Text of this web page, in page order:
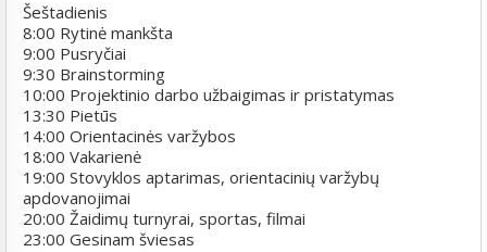
Šeštadienis
8:00 Rytinė mankšta
9:00 Pusryčiai
9:30 Brainstorming
10:00 Projektinio darbo užbaigimas ir pristatymas
13:30 Pietūs
14:00 Orientacinės varžybos
18:00 Vakarienė
19:00 Stovyklos aptarimas, orientacinių varžybų
apdovanojimai
20:00 Žaidimų turnyrai, sportas, filmai
23:00 Gesinam šviesas